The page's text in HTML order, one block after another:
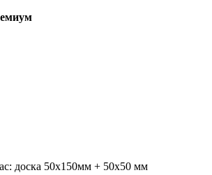
доска 50х150мм + 50х50 мм